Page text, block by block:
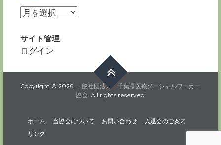
今
で
の
知
ら
サイト管理
ログイン
Copyright © 2026一般社団法人 千葉県医療ソーシャルワーカー
協会 All rights reserved
ホーム 当協会について お問い合わせ
入退会のご案内
リンク